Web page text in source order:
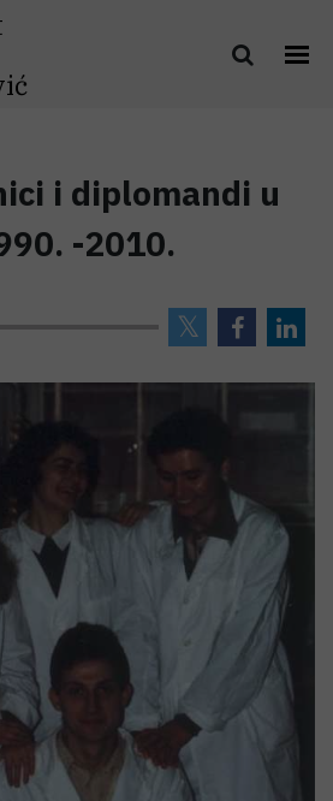
i diplomandi u
-2010.